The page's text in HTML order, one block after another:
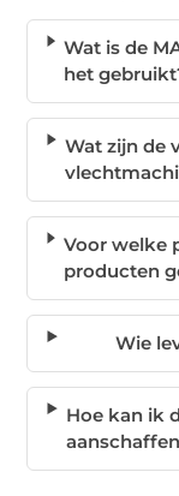
Wat is de
het
Wat zijn de
Voor welke
producten
Wie
Hoe kan ik